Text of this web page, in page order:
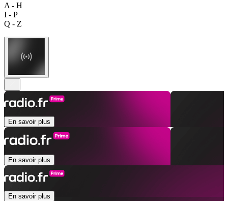
A - H
I - P
Q - Z
En savoir plus
En savoir plus
En savoir plus